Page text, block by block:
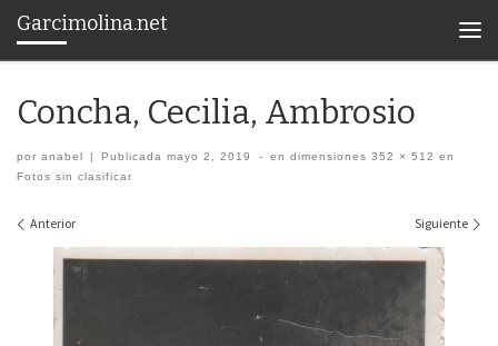
Saltar al contenido
Garcimolina.net
Concha, Cecilia, Ambrosio
por anabel | Publicadamayo 2, 2019 - en dimensiones 352 × 512 en
Fotos sin clasificar
Navegación de imágenes
Anterior Siguiente